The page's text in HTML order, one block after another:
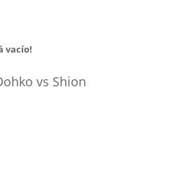
vacío!
vs Shion